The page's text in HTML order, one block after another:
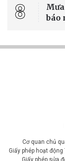
8
báo
Cơ quan chủ
Giấy phép hoạt